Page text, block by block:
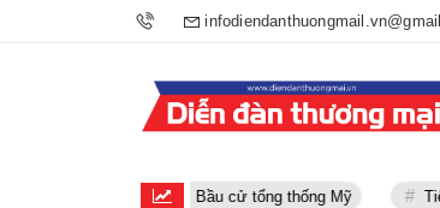
Bầu cử tổng thống Mỹ Tiến